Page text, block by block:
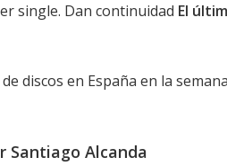
single. Dan continuidad El
discos en España en la
Santiago Alcanda